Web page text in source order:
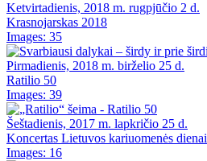
Ketvirtadienis, 2018 m. rugpjūčio 2 d.
Krasnojarskas 2018
Images: 35
Pirmadienis, 2018 m. birželio 25 d.
Ratilio 50
Images: 39
Šeštadienis, 2017 m. lapkričio 25 d.
Koncertas Lietuvos kariuomenės dienai
Images: 16